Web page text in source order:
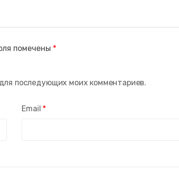
помечены *
Email *
последующих моих комментариев.